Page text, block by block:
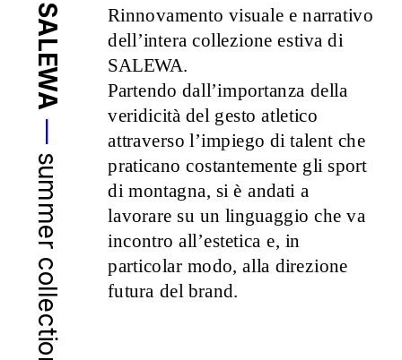
Rinnovamento visuale e narrativo
dell’intera collezione estiva di
SALEWA.
Partendo dall’importanza della
veridicità del gesto atletico
attraverso l’impiego di talent che
praticano costantemente gli sport
di montagna, si è andati a
lavorare su un linguaggio che va
incontro all’estetica e, in
particolar modo, alla direzione
futura del brand.
SALEWA
summer collection 25